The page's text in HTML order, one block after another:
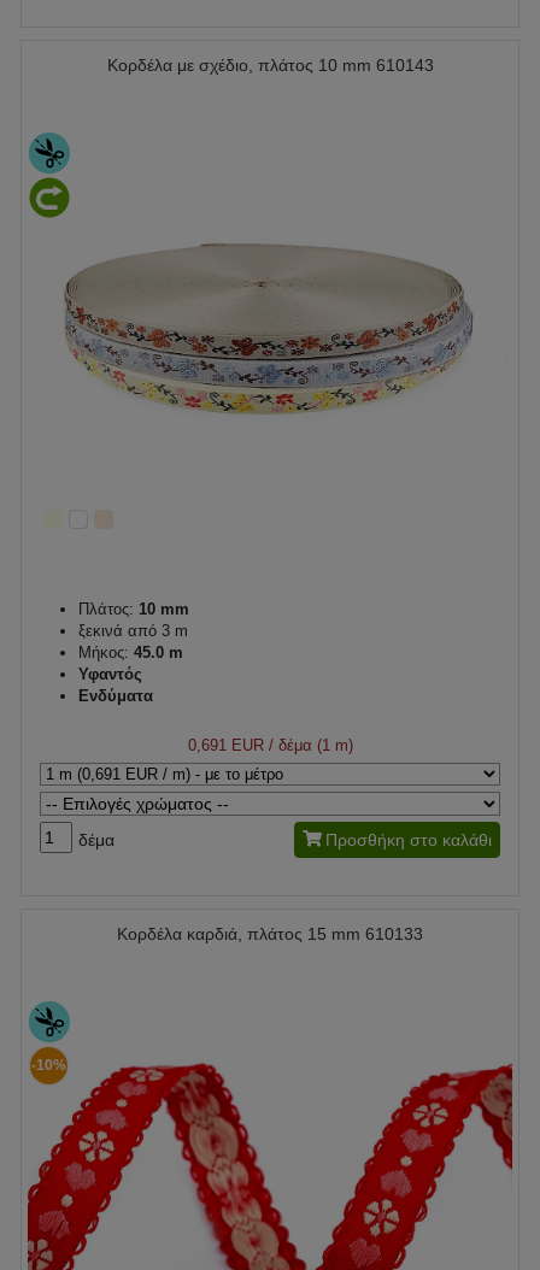
Κορδέλα με σχέδιο, πλάτος 10 mm 610143
Πλάτος: 10 mm
ξεκινά από 3 m
Μήκος: 45.0 m
Υφαντός
Ενδύματα
0,691 EUR/ δέμα (1 m)
δέμα Προσθήκη στο καλάθι
Κορδέλα καρδιά, πλάτος 15 mm 610133
-10%